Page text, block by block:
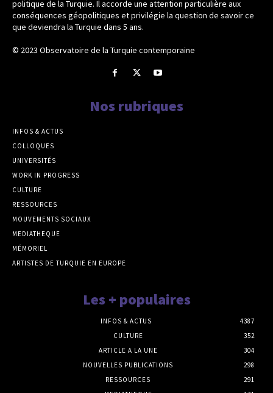
politique de la Turquie. Il accorde une attention particulière aux
conséquences géopolitiques et privilégie la question de savoir ce
que deviendra la Turquie dans 5 ans.
© 2023 Observatoire de la Turquie contemporaine
Nos rubriques
INFOS & ACTUS
COLLOQUES
UNIVERSITÉS
WORK IN PROGRESS
CULTURE
RESSOURCES
MOUVEMENTS SOCIAUX
MEDIATHEQUE
MÉMORIEL
ARTISTES DE TURQUIE EN EUROPE
Les + populaires
INFOS & ACTUS
4387
CULTURE
352
ARTICLE A LA UNE
304
NOUVELLES PUBLICATIONS
298
RESSOURCES
291